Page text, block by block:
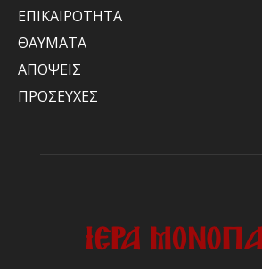
ΕΠΙΚΑΙΡΟΤΗΤΑ
ΘΑΥΜΑΤΑ
ΑΠΟΨΕΙΣ
ΠΡΟΣΕΥΧΕΣ